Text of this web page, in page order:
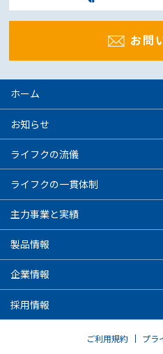
お問
ホーム
お知らせ
ライフクの流儀
ライフクの一貫体制
主力事業と実績
製品情報
企業情報
採用情報
ご利用規約 プラ